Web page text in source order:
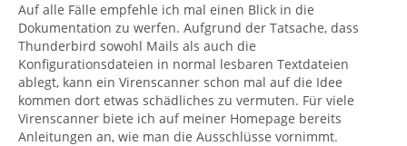
Auf alle Fälle empfehle ich mal einen Blick in die
Dokumentation zu werfen. Aufgrund der Tatsache, dass
Thunderbird sowohl Mails als auch die
Konfigurationsdateien in normal lesbaren Textdateien
ablegt, kann ein Virenscanner schon mal auf die Idee
kommen dort etwas schädliches zu vermuten. Für viele
Virenscanner biete ich auf meiner Homepage bereits
Anleitungen an, wie man die Ausschlüsse vornimmt.